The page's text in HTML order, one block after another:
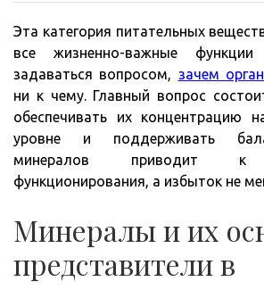
Эта категория питательных
все жизненно-важные
задаваться вопросом, зачем
ни к чему. Главный вопрос
обеспечивать их концентрацию
уровне и поддерживать
минералов приводит к
функционирования, а избыток не
Минералы и их
представители в